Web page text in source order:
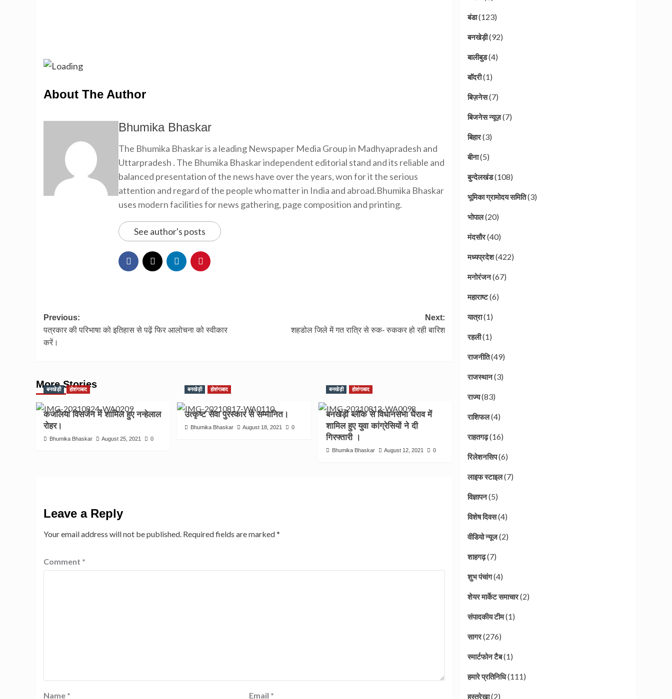
About The Author
Bhumika Bhaskar
The Bhumika Bhaskar is a leading Newspaper Media Group in Madhyapradesh and
Uttarpradesh . The Bhumika Bhaskar independent editorial stand and its reliable and
balanced presentation of the news have over the years, won for it the serious
attention and regard of the people who matter in India and abroad.Bhumika Bhaskar
uses modern facilities for news gathering, page composition and printing.
See author's posts
Post
navigation
Previous:
पत्रकार की परिभाषा को इतिहास से पढ़ें फिर आलोचना को स्वीकार
करें।
Next:
शहडोल जिले में गत रात्रि से रुक- रुककर हो रही बारिश
More Stories
बनखेड़ी होशंगाबाद
कजलियां विसर्जन में शामिल हुए नन्हेलाल
रोहर।
Bhumika Bhaskar August 25, 2021 0
बनखेड़ी होशंगाबाद
उत्कृष्ट सेवा पुरस्कार से सम्मानित।
Bhumika Bhaskar August 18, 2021 0
बनखेड़ी होशंगाबाद
बनखेड़ी ब्लॉक से विधानसभा घेराव में
शामिल हुए युवा कांग्रेसियों ने दी
गिरफ्तारी ।
Bhumika Bhaskar August 12, 2021 0
Leave a Reply
Your email address will not be published. Required fields are marked*
Comment *
Name * Email *
बंडा(123)
बनखेड़ी(92)
बालीबुड(4)
बाॅदरी(1)
बिज़नेस(7)
बिजनेस न्यूज़(7)
बिहार(3)
बीना(5)
बुन्देलखंड(108)
भूमिका ग्रामोदय समिति(3)
भोपाल(20)
मंदसौर(40)
मध्यप्रदेश(422)
मनोरंजन(67)
महाराष्ट(6)
यात्रा(1)
रहली(1)
राजनीति(49)
राजस्थान(3)
राज्य(83)
राशिफल(4)
राहतगढ़(16)
रिलेशनसिप(6)
लाइफ स्टाइल(7)
विज्ञापन(5)
विशेष दिवस(4)
वीडियो न्यूज(2)
शाहगढ़(7)
शुभ पंचांग(4)
शेयर मार्केट समाचार(2)
संपादकीय टीम(1)
सागर(276)
स्मार्टफोन टैब(1)
हमारे प्रतिनिधि(111)
हस्तरेखा(2)